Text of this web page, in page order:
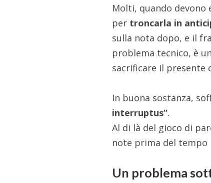
Molti, quando devono
per troncarla in
sulla nota dopo, e il
problema tecnico, è
sacrificare il presente
In buona sostanza,
interruptus”.
Al di là del gioco di
note prima del tempo
Un problema